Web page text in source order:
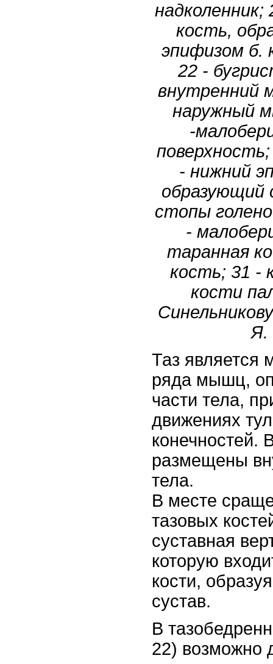
надколенник;
кость,
эпифизом б.
22 -
внутренний
наружный
-
- нижний
образующий
стопы
-
таранная
кость; 31 -
кости
Я.
Таз является
ряда мышц,
части тела,
движениях
конечностей.
размещены
тела.
В месте
тазовых
суставная
которую
кости,
сустав.
В
22) возможно